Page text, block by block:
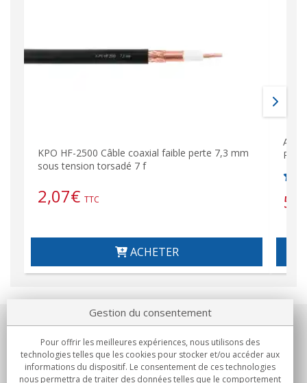
KPO HF-2500 Câble coaxial faible perte 7,3 mm
sous tension torsadé 7 f
2,07€ TTC
ACHETER
Notre société
Engagements
Gestion du consentement
Pour offrir les meilleures expériences, nous utilisons des
technologies telles que les cookies pour stocker et/ou accéder aux
informations du dispositif. Le consentement de ces technologies
nous permettra de traiter des données telles que le comportement